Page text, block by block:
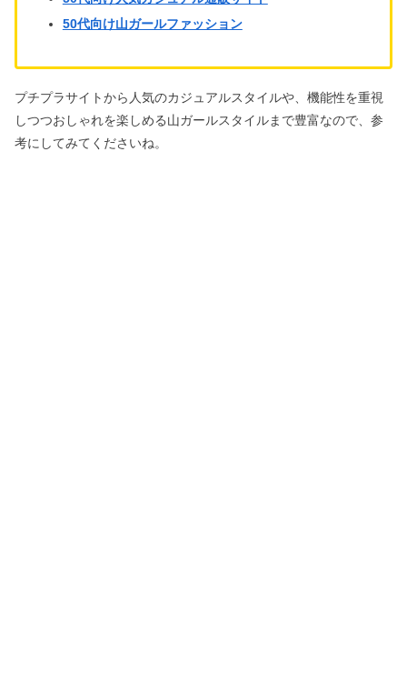
50代向け山ガールファッション
プチプラサイトから人気のカジュアルスタイルや、機能性を重視
しつつおしゃれを楽しめる山ガールスタイルまで豊富なので、参
考にしてみてくださいね。